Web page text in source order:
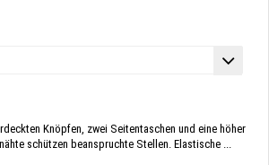
Knöpfen, zwei Seitentaschen und eine höher
schützen beanspruchte Stellen. Elastische ...